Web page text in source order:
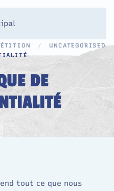
UNCATEGORISED
DE
tout ce que nous